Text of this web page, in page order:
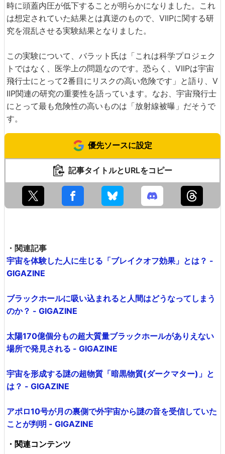
時に頭蓋内圧が低下することが明らかになりました。これ
は想定されていた結果とは真逆のもので、VIIPに関する研
究を混乱させる実験結果となりました。
この実験について、バラット氏は「これは科学プロジェク
トではなく、医学上の問題なのです。恐らく、VIIPは宇宙
飛行士にとって2番目にリスクの高い危険です」と語り、V
IIP関連の研究の重要性を語っています。なお、宇宙飛行士
にとって最も危険性の高いものは「放射線被曝」だそうで
す。
優先ソースに設定
記事タイトルとURLをコピー
・関連記事
宇宙を体験した人に生じる「ブレイクオフ効果」とは？ -
GIGAZINE
ブラックホールに吸い込まれると人間はどうなってしまう
のか？ - GIGAZINE
太陽170億個分もの超大質量ブラックホールがありえない
場所で発見される - GIGAZINE
宇宙を形成する謎の超物質「暗黒物質(ダークマター)」と
は？ - GIGAZINE
アポロ10号が月の裏側で外宇宙から謎の音を受信していた
ことが判明 - GIGAZINE
・関連コンテンツ